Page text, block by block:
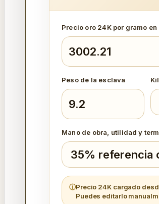
Precio oro 24K por gramo en
Peso de la esclava
Mano de obra, utilidad y
Precio 24K cargado
Puedes editarlo